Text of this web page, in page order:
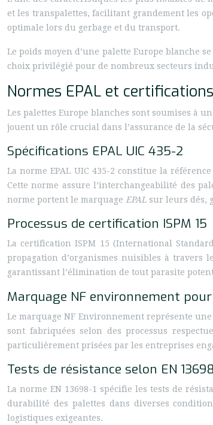
et les transpalettes, facilitant grandement les
optimale lors du gerbage et du transport.
Le poids moyen d’une palette Europe blanche
choix privilégié pour de nombreux secteurs
Normes EPAL et
Les palettes Europe blanches sont soumises à
jouent un rôle crucial dans l’assurance de la
Spécifications EPAL UIC 435-2
La norme EPAL UIC 435-2 constitue la
Cette norme assure l’interchangeabilité des
norme portent le marquage EPAL sur leurs dés,
Processus de certification ISPM 15
La certification ISPM 15 (International
propagation d’organismes nuisibles à
garantissant l’élimination de tout parasite
Marquage NF environnement
Le marquage NF Environnement représente
sont fabriquées selon des processus
particulièrement prisées par les entreprises
Tests de résistance selon EN
La norme EN 13698-1 spécifie les tests de
durabilité des palettes dans diverses
logistiques exigeantes.